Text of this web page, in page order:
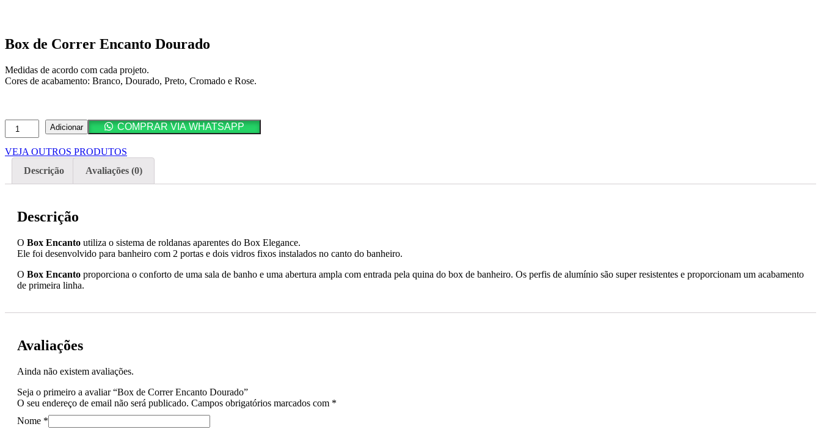
Box de Correr Encanto Dourado
Medidas de acordo com cada projeto.
Cores de acabamento: Branco, Dourado, Preto, Cromado e Rose.
Quantidade
de
Box
de
Correr
Adicionar COMPRAR VIA WHATSAPP
VEJA OUTROS PRODUTOS
Descrição
Avaliações (0)
Descrição
O Box Encanto utiliza o sistema de roldanas aparentes do Box Elegance.
Ele foi desenvolvido para banheiro com 2 portas e dois vidros fixos instalados no canto do banheiro.
O Box Encanto proporciona o conforto de uma sala de banho e uma abertura ampla com entrada pela quina do box de banheiro. Os perfis de alumínio são super resistentes e proporcionam um acabamento
de primeira linha.
Avaliações
Ainda não existem avaliações.
Seja o primeiro a avaliar “Box de Correr Encanto Dourado”
O seu endereço de email não será publicado. Campos obrigatórios marcados com *
Nome *